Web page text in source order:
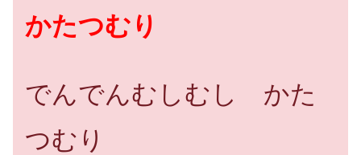
かたつむり
でんでんむしむし かた
つむり